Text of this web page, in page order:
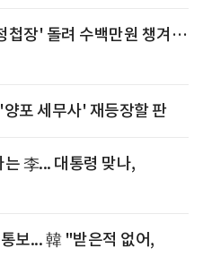
첩장' 돌려 수백만원 챙겨…
포 세무사' 재등장할 판
李... 대통령 맞나,
보... 韓 "받은적 없어,